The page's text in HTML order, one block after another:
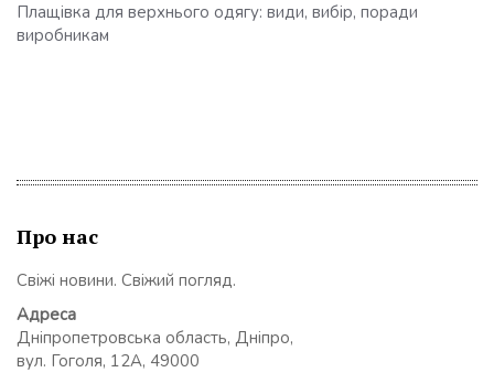
Плащівка для верхнього одягу: види, вибір, поради
виробникам
Про нас
Свіжі новини. Свіжий погляд.
Адреса
Дніпропетровська область, Дніпро,
вул. Гоголя, 12А, 49000